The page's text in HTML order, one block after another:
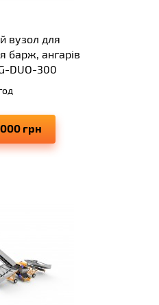
вузол для
барж, ангарів
DUO-300
грн
одночасно
що переміщуються